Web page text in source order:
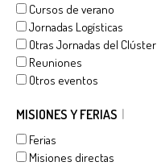
Cursos de verano
Jornadas Logísticas
Otras Jornadas del Clúster
Reuniones
Otros eventos
MISIONES Y FERIAS
Ferias
Misiones directas